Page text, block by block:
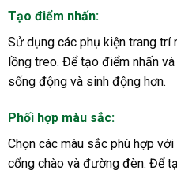
Tạo điểm nhấn:
Sử dụng các phụ kiện trang trí
lồng treo. Để tạo điểm nhấn
sống động và sinh động hơn.
Phối hợp màu sắc:
Chọn các màu sắc phù hợp
cổng chào và đường đèn. Để